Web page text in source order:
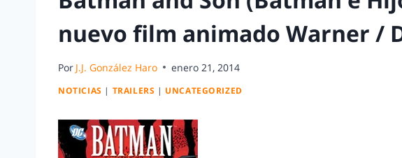
nuevo film animado Warner /
Por J.J. González Haro enero 21, 2014
NOTICIAS | TRAILERS | UNCATEGORIZED